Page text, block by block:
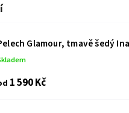
Glamour, tmavě šedý
1 590 Kč